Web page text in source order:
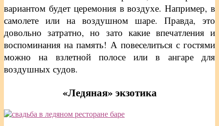
вариантом будет церемония в воздухе. Например, в
самолете или на воздушном шаре. Правда, это
довольно затратно, но зато какие впечатления и
воспоминания на память! А повеселиться с гостями
можно на взлетной полосе или в ангаре для
воздушных судов.
«Ледяная» экзотика